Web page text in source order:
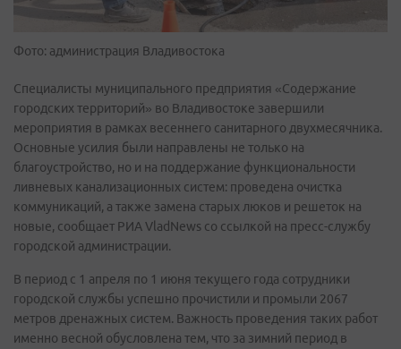
Фото: администрация Владивостока
Специалисты муниципального предприятия «Содержание
городских территорий» во Владивостоке завершили
мероприятия в рамках весеннего санитарного двухмесячника.
Основные усилия были направлены не только на
благоустройство, но и на поддержание функциональности
ливневых канализационных систем: проведена очистка
коммуникаций, а также замена старых люков и решеток на
новые, сообщает РИА VladNews со ссылкой на пресс-службу
городской администрации.
В период с 1 апреля по 1 июня текущего года сотрудники
городской службы успешно прочистили и промыли 2067
метров дренажных систем. Важность проведения таких работ
именно весной обусловлена тем, что за зимний период в